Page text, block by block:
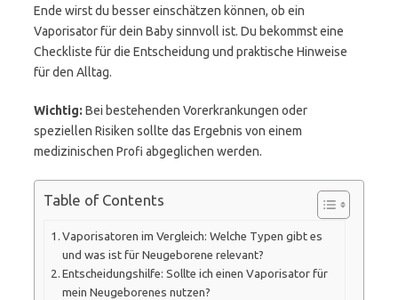
Ende wirst du besser einschätzen können, ob ein
Vaporisator für dein Baby sinnvoll ist. Du bekommst eine
Checkliste für die Entscheidung und praktische Hinweise
für den Alltag.
Wichtig: Bei bestehenden Vorerkrankungen oder
speziellen Risiken sollte das Ergebnis von einem
medizinischen Profi abgeglichen werden.
Table of Contents
Vaporisatoren im Vergleich: Welche Typen gibt es
und was ist für Neugeborene relevant?
Entscheidungshilfe: Sollte ich einen Vaporisator für
mein Neugeborenes nutzen?